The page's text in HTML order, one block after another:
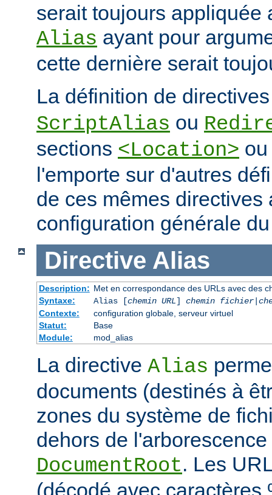
serait toujours appliquée
Alias ayant pour
cette dernière serait
La définition de
ScriptAlias ou
sections <Location>
l'emporte sur d'autres
de ces mêmes directives
configuration générale
Directive Alias
Description: Met en correspondance des URLs avec des
Syntaxe:
Alias [chemin URL] chemin fichier|
Contexte:
configuration globale, serveur virtuel
Statut:
Base
Module:
mod_alias
La directive Alias
documents (destinés à
zones du système de
dehors de
DocumentRoot. Les
(décodé avec caractères